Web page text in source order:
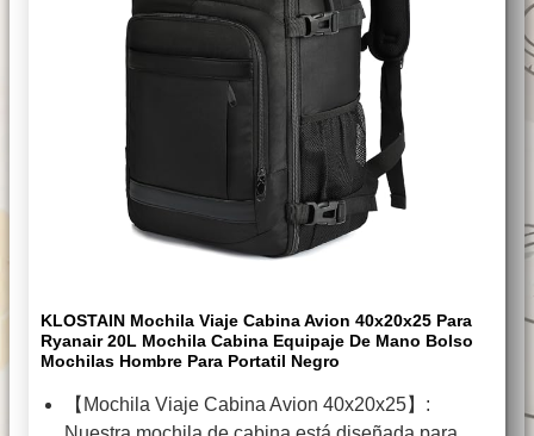
KLOSTAIN Mochila Viaje Cabina Avion 40x20x25 Para
Ryanair 20L Mochila Cabina Equipaje De Mano Bolso
Mochilas Hombre Para Portatil Negro
【Mochila Viaje Cabina Avion 40x20x25】: